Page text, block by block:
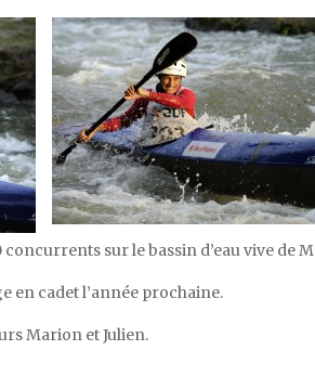
sur le bassin d’eau vive de
en cadet l’année prochaine.
Marion et Julien.